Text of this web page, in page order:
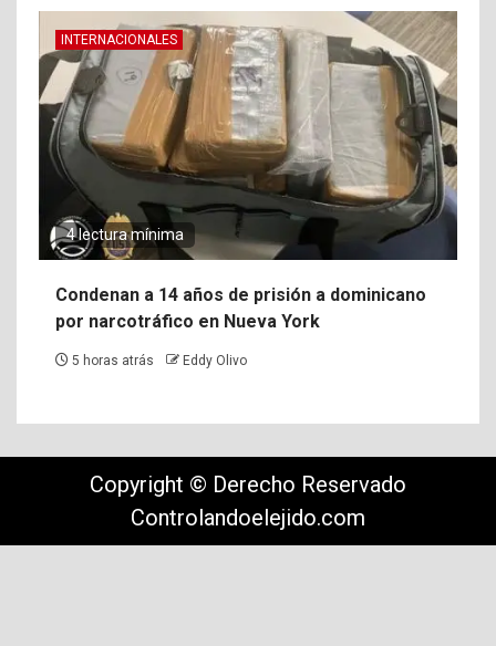
INTERNACIONALES
4 lectura mínima
Condenan a 14 años de prisión a dominicano
por narcotráfico en Nueva York
5 horas atrás Eddy Olivo
Copyright © Derecho Reservado
Controlandoelejido.com